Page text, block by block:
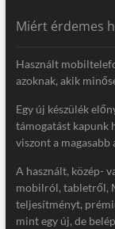
Miért érdemes
Használt
azoknak, akik
Egy új készülék
támogatást kapunk
viszont a magasabb
A használt, közép-
mobilról, tabletről,
teljesítményt,
mint egy új, de